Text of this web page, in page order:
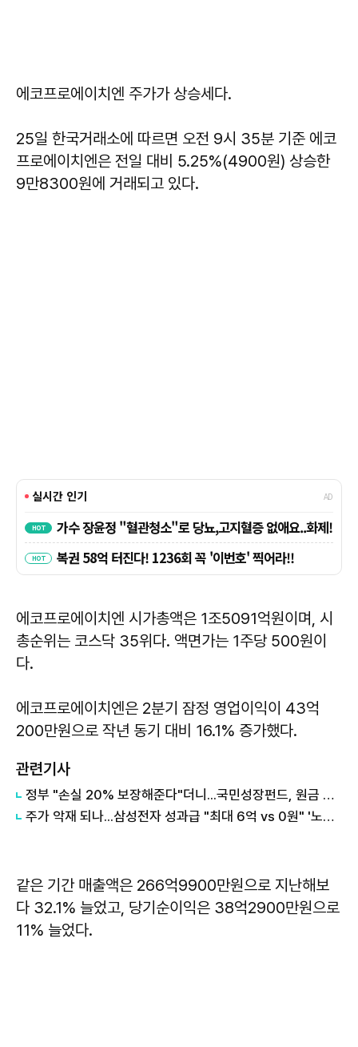
에코프로에이치엔 주가가 상승세다.
25일 한국거래소에 따르면 오전 9시 35분 기준 에코
프로에이치엔은 전일 대비 5.25%(4900원) 상승한
9만8300원에 거래되고 있다.
에코프로에이치엔 시가총액은 1조5091억원이며, 시
총순위는 코스닥 35위다. 액면가는 1주당 500원이
다.
에코프로에이치엔은 2분기 잠정 영업이익이 43억
200만원으로 작년 동기 대비 16.1% 증가했다.
관련기사
정부 "손실 20% 보장해준다"더니...국민성장펀드, 원금 손실 시작됐다
주가 악재 되나...삼성전자 성과급 "최대 6억 vs 0원" '노노갈등' 터진 이유
같은 기간 매출액은 266억9900만원으로 지난해보
다 32.1% 늘었고, 당기순이익은 38억2900만원으로
11% 늘었다.